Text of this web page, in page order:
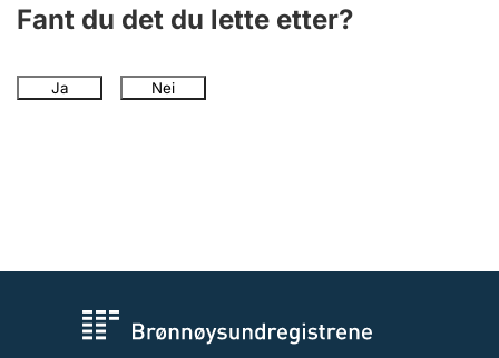
Fant du det du lette etter?
Ja Nei